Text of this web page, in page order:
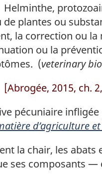
Helminthe,
de plantes ou
la correction ou
ou la
(veterinary
[Abrogée, 2015, ch.
pécuniaire
d’agriculture
la chair, les abats
ses composants